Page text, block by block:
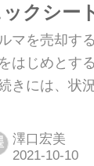
ックシー
マを売却す
はじめとす
きには、状
を用意しな
の種類や状
、必要とな
澤口宏美